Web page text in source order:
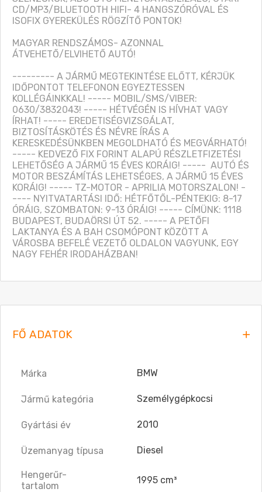
CD/MP3/BLUETOOTH HIFI- 4 HANGSZÓRÓVAL ÉS
ISOFIX GYEREKÜLÉS RÖGZÍTŐ PONTOK!
MAGYAR RENDSZÁMOS- AZONNAL
ÁTVEHETŐ/ELVIHETŐ AUTÓ!
--------- A JÁRMŰ MEGTEKINTÉSE ELŐTT, KÉRJÜK
IDŐPONTOT TELEFONON EGYEZTESSEN
KOLLÉGÁINKKAL! ----- MOBIL/SMS/VIBER:
0630/3832043! ----- HÉTVÉGÉN IS HÍVHAT VAGY
ÍRHAT! ----- EREDETISÉGVIZSGÁLAT,
BIZTOSÍTÁSKÖTÉS ÉS NÉVRE ÍRÁS A
KERESKEDÉSÜNKBEN MEGOLDHATÓ ÉS MEGVÁRHATÓ!
----- KEDVEZŐ FIX FORINT ALAPÚ RÉSZLETFIZETÉSI
LEHETŐSÉG A JÁRMŰ 15 ÉVES KORÁIG! -----  AUTÓ ÉS
MOTOR BESZÁMÍTÁS LEHETSÉGES, A JÁRMŰ 15 ÉVES
KORÁIG! ----- TZ-MOTOR - APRILIA MOTORSZALON! -
---- NYITVATARTÁSI IDŐ: HÉTFŐTŐL-PÉNTEKIG: 8-17
ÓRÁIG, SZOMBATON: 9-13 ÓRÁIG! ----- CÍMÜNK: 1118
BUDAPEST, BUDAÖRSI ÚT 52. ----- A PETŐFI
LAKTANYA ÉS A BAH CSOMÓPONT KÖZÖTT A
VÁROSBA BEFELÉ VEZETŐ OLDALON VAGYUNK, EGY
NAGY FEHÉR IRODAHÁZBAN!
FŐ ADATOK
Márka BMW
Jármű kategória Személygépkocsi
Gyártási év 2010
Üzemanyag típusa Diesel
Hengerűr-
tartalom
1995 cm³